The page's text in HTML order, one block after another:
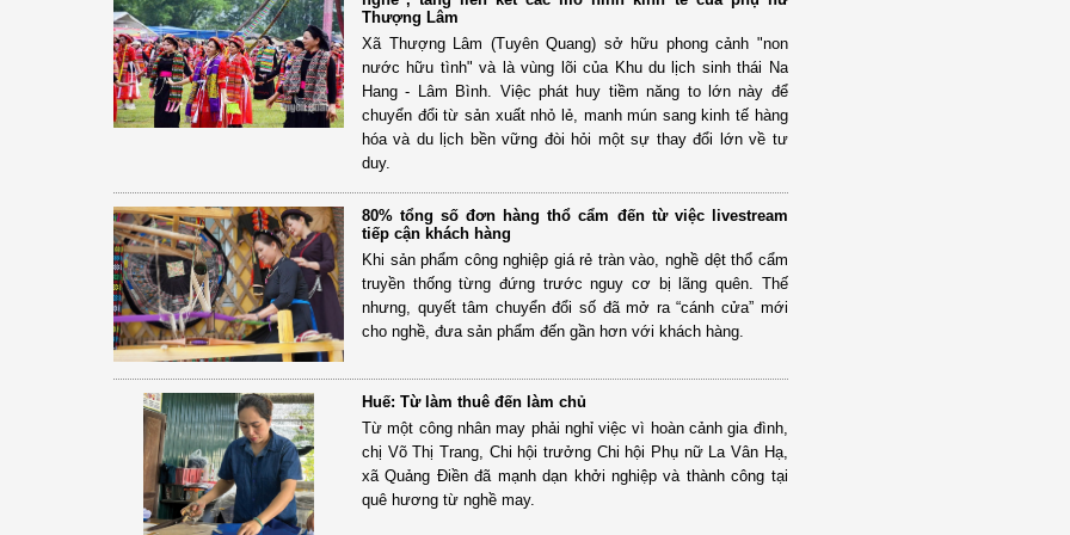
Thượng Lâm
Xã Thượng Lâm (Tuyên Quang) sở hữu phong cảnh "non
nước hữu tình" và là vùng lõi của Khu du lịch sinh thái Na
Hang - Lâm Bình. Việc phát huy tiềm năng to lớn này để
chuyển đổi từ sản xuất nhỏ lẻ, manh mún sang kinh tế hàng
hóa và du lịch bền vững đòi hỏi một sự thay đổi lớn về tư
duy.
80% tổng số đơn hàng thổ cẩm đến từ việc livestream
tiếp cận khách hàng
Khi sản phẩm công nghiệp giá rẻ tràn vào, nghề dệt thổ cẩm
truyền thống từng đứng trước nguy cơ bị lãng quên. Thế
nhưng, quyết tâm chuyển đổi số đã mở ra “cánh cửa” mới
cho nghề, đưa sản phẩm đến gần hơn với khách hàng.
Huế: Từ làm thuê đến làm chủ
Từ một công nhân may phải nghỉ việc vì hoàn cảnh gia đình,
chị Võ Thị Trang, Chi hội trưởng Chi hội Phụ nữ La Vân Hạ,
xã Quảng Điền đã mạnh dạn khởi nghiệp và thành công tại
quê hương từ nghề may.